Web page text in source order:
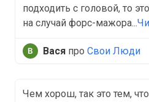
подходить с головой, то
на случай форс-мажора...
Вася про Свои Люди
Чем хорош, так это тем,